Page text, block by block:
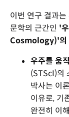
이번 연구 결과
문학의 근간인 '
Cosmology)'의
우주를 움
(STScI)의
박사는 이
이유로, 기
완전히 이